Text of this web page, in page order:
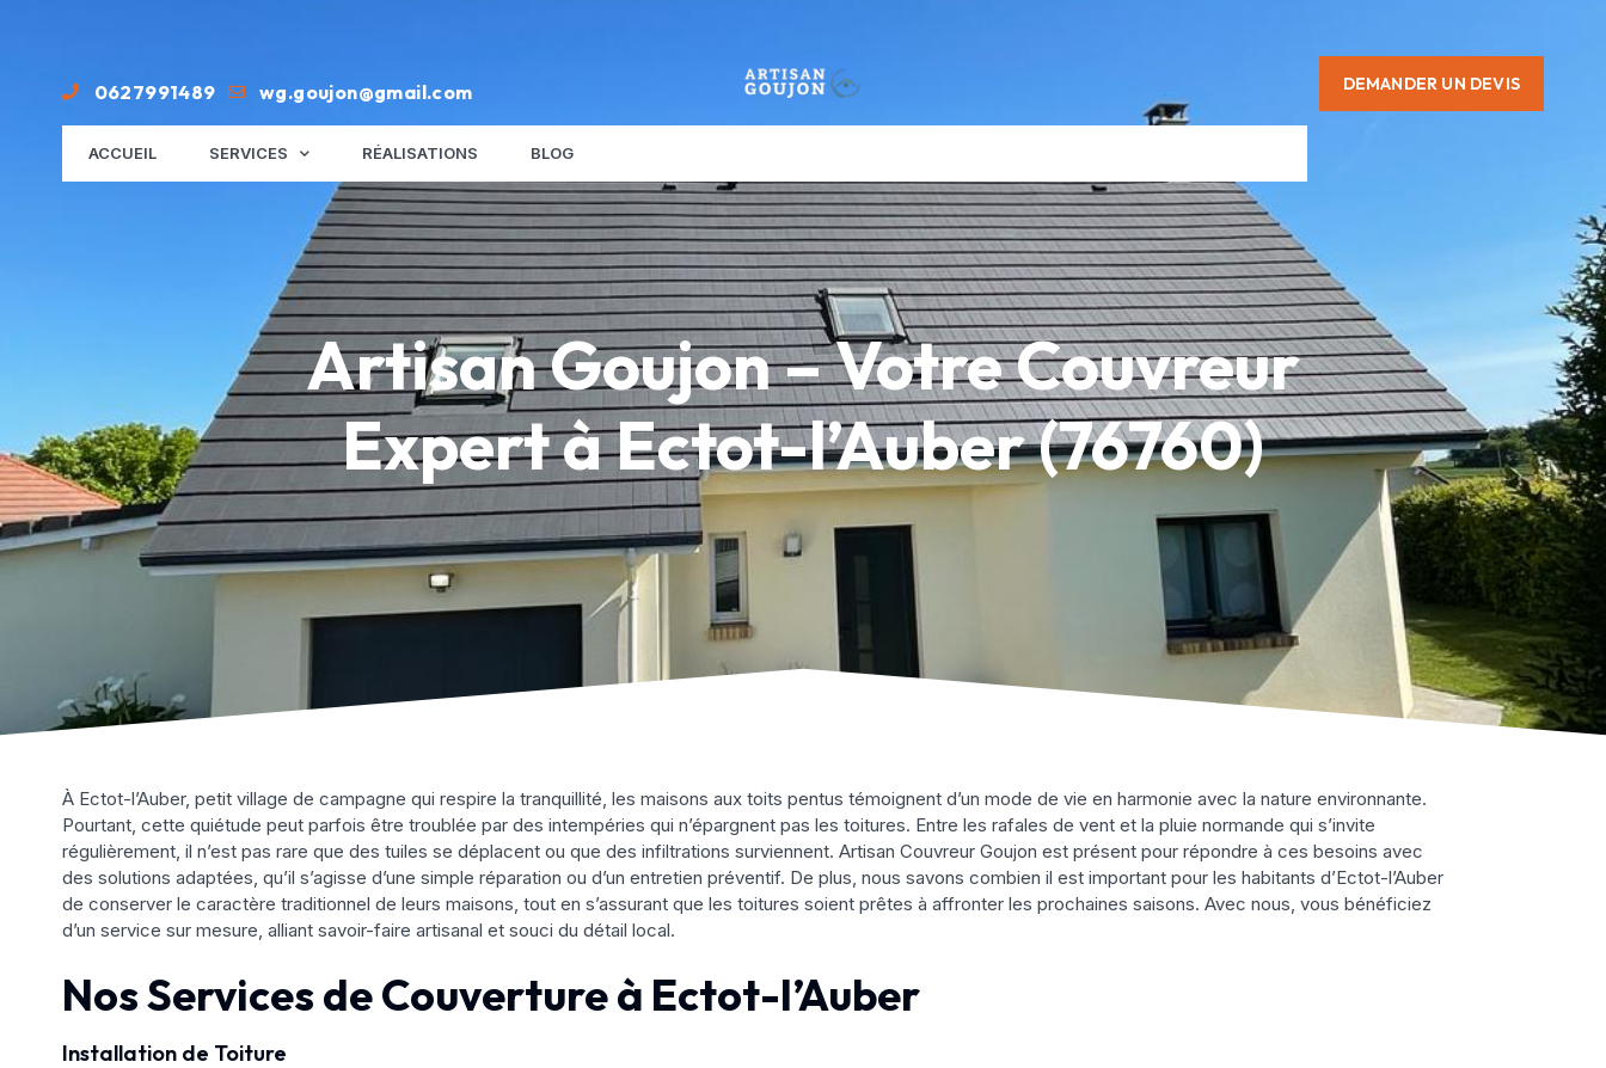
0627991489 wg.goujon@gmail.com DEMANDER UN DEVIS
ACCUEIL SERVICES RÉALISATIONS BLOG
Artisan Goujon – Votre Couvreur
Expert à Ectot-l’Auber (76760)
À Ectot-l’Auber, petit village de campagne qui respire la tranquillité, les maisons aux toits pentus témoignent d’un mode de vie en harmonie avec la nature environnante.
Pourtant, cette quiétude peut parfois être troublée par des intempéries qui n’épargnent pas les toitures. Entre les rafales de vent et la pluie normande qui s’invite
régulièrement, il n’est pas rare que des tuiles se déplacent ou que des infiltrations surviennent. Artisan Couvreur Goujon est présent pour répondre à ces besoins avec
des solutions adaptées, qu’il s’agisse d’une simple réparation ou d’un entretien préventif. De plus, nous savons combien il est important pour les habitants d’Ectot-l’Auber
de conserver le caractère traditionnel de leurs maisons, tout en s’assurant que les toitures soient prêtes à affronter les prochaines saisons. Avec nous, vous bénéficiez
d’un service sur mesure, alliant savoir-faire artisanal et souci du détail local.
Nos Services de Couverture à Ectot-l’Auber
Installation de Toiture